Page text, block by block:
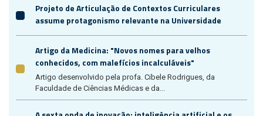
Projeto de Articulação de Contextos Curriculares
assume protagonismo relevante na Universidade
Artigo da Medicina: "Novos nomes para velhos
conhecidos, com malefícios incalculáveis"
Artigo desenvolvido pela profa. Cibele Rodrigues, da
Faculdade de Ciências Médicas e da...